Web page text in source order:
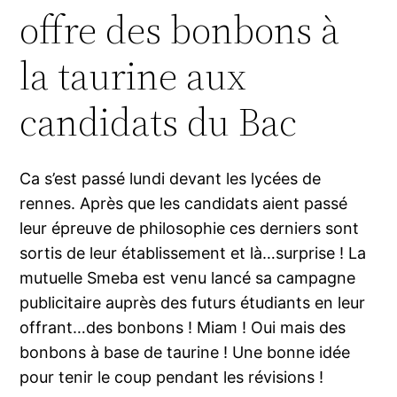
offre des bonbons à
la taurine aux
candidats du Bac
Ca s’est passé lundi devant les lycées de
rennes. Après que les candidats aient passé
leur épreuve de philosophie ces derniers sont
sortis de leur établissement et là…surprise ! La
mutuelle Smeba est venu lancé sa campagne
publicitaire auprès des futurs étudiants en leur
offrant…des bonbons ! Miam ! Oui mais des
bonbons à base de taurine ! Une bonne idée
pour tenir le coup pendant les révisions !